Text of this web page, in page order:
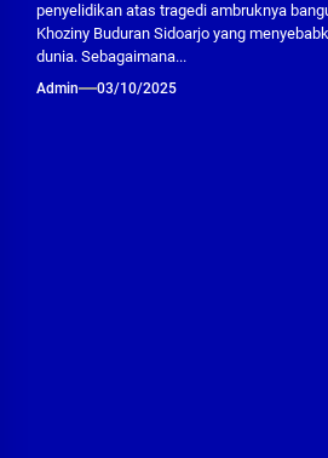
penyelidikan atas tragedi ambruknya
Khoziny Buduran Sidoarjo yang
dunia. Sebagaimana...
Admin 03/10/2025